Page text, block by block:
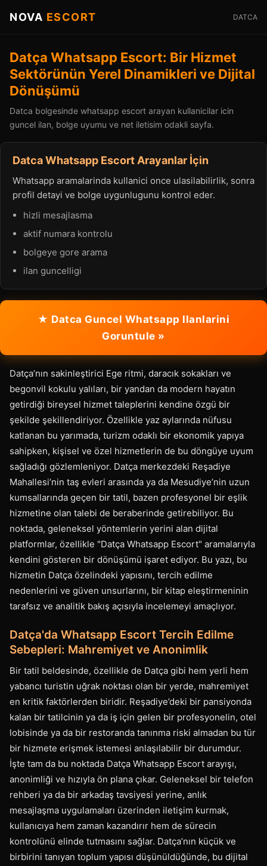
NOVA ESCORT DATCA
Datça Whatsapp Escort: Bir Hizmet
Sektörünün Yerel Dinamikleri ve Dijital
Dönüşümü
Datca bolgesinde whatsapp escort arayan kullanicilar icin
guncel ilan, bolge uyumu ve net iletisim odakli sayfa.
Datca Whatsapp Escort Arayanlar İçin
Whatsapp aramalarinda kullanici once ulasilabilirlik, sonra
profil detayi ve bolge uygunlugunu kontrol eder.
hizli mesajlasma
aktif numara kontrolu
bolgeye gore arama
ilan guncelligi
★ Datca Guncel Whatsapp Ilanlarini
Goruntule »
Datça’nın sakinleştirici Ege ritmi, daracık sokakları ve
begonvil kokulu yalıları, bir yandan da modern hayatın
getirdiği bireysel hizmet taleplerini kendine özgü bir
şekilde şekillendiriyor. Özellikle yaz aylarında nüfusu
katlanan bu yarımada, turizm odaklı bir ekonomik yapıya
sahipken, kişisel ve özel hizmetlerin de bu döngüye uyum
sağladığı gözlemleniyor. Datça merkezdeki Reşadiye
Mahallesi’nin taş evleri arasında ya da Mesudiye’nin uzun
kumsallarında geçen bir tatil, bazen profesyonel bir eşlik
hizmetine olan talebi de beraberinde getirebiliyor. Bu
noktada, geleneksel yöntemlerin yerini alan dijital
platformlar, özellikle "Datça Whatsapp Escort" aramalarıyla
kendini gösteren bir dönüşümü işaret ediyor. Bu yazı, bu
hizmetin Datça özelindeki yapısını, tercih edilme
nedenlerini ve güven unsurlarını, bir kitap eleştirmeninin
tarafsız ve analitik bakış açısıyla incelemeyi amaçlıyor.
Datça'da Whatsapp Escort Tercih Edilme
Sebepleri: Mahremiyet ve Anonimlik
Bir tatil beldesinde, özellikle de Datça gibi hem yerli hem
yabancı turistin uğrak noktası olan bir yerde, mahremiyet
en kritik faktörlerden biridir. Reşadiye’deki bir pansiyonda
kalan bir tatilcinin ya da iş için gelen bir profesyonelin, otel
lobisinde ya da bir restoranda tanınma riski almadan bu tür
bir hizmete erişmek istemesi anlaşılabilir bir durumdur.
İşte tam da bu noktada Datça Whatsapp Escort arayışı,
anonimliği ve hızıyla ön plana çıkar. Geleneksel bir telefon
rehberi ya da bir arkadaş tavsiyesi yerine, anlık
mesajlaşma uygulamaları üzerinden iletişim kurmak,
kullanıcıya hem zaman kazandırır hem de sürecin
kontrolünü elinde tutmasını sağlar. Datça’nın küçük ve
birbirini tanıyan toplum yapısı düşünüldüğünde, bu dijital